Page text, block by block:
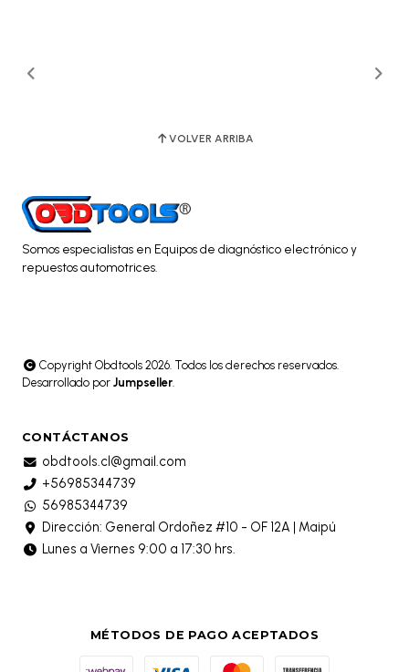
VOLVER ARRIBA
Somos especialistas en Equipos de diagnóstico electrónico y
repuestos automotrices.
Copyright Obdtools 2026. Todos los derechos reservados.
Desarrollado por Jumpseller.
CONTÁCTANOS
obdtools.cl@gmail.com
+56985344739
56985344739
Dirección: General Ordoñez #10 - OF 12A | Maipú
Lunes a Viernes 9:00 a 17:30 hrs.
MÉTODOS DE PAGO ACEPTADOS